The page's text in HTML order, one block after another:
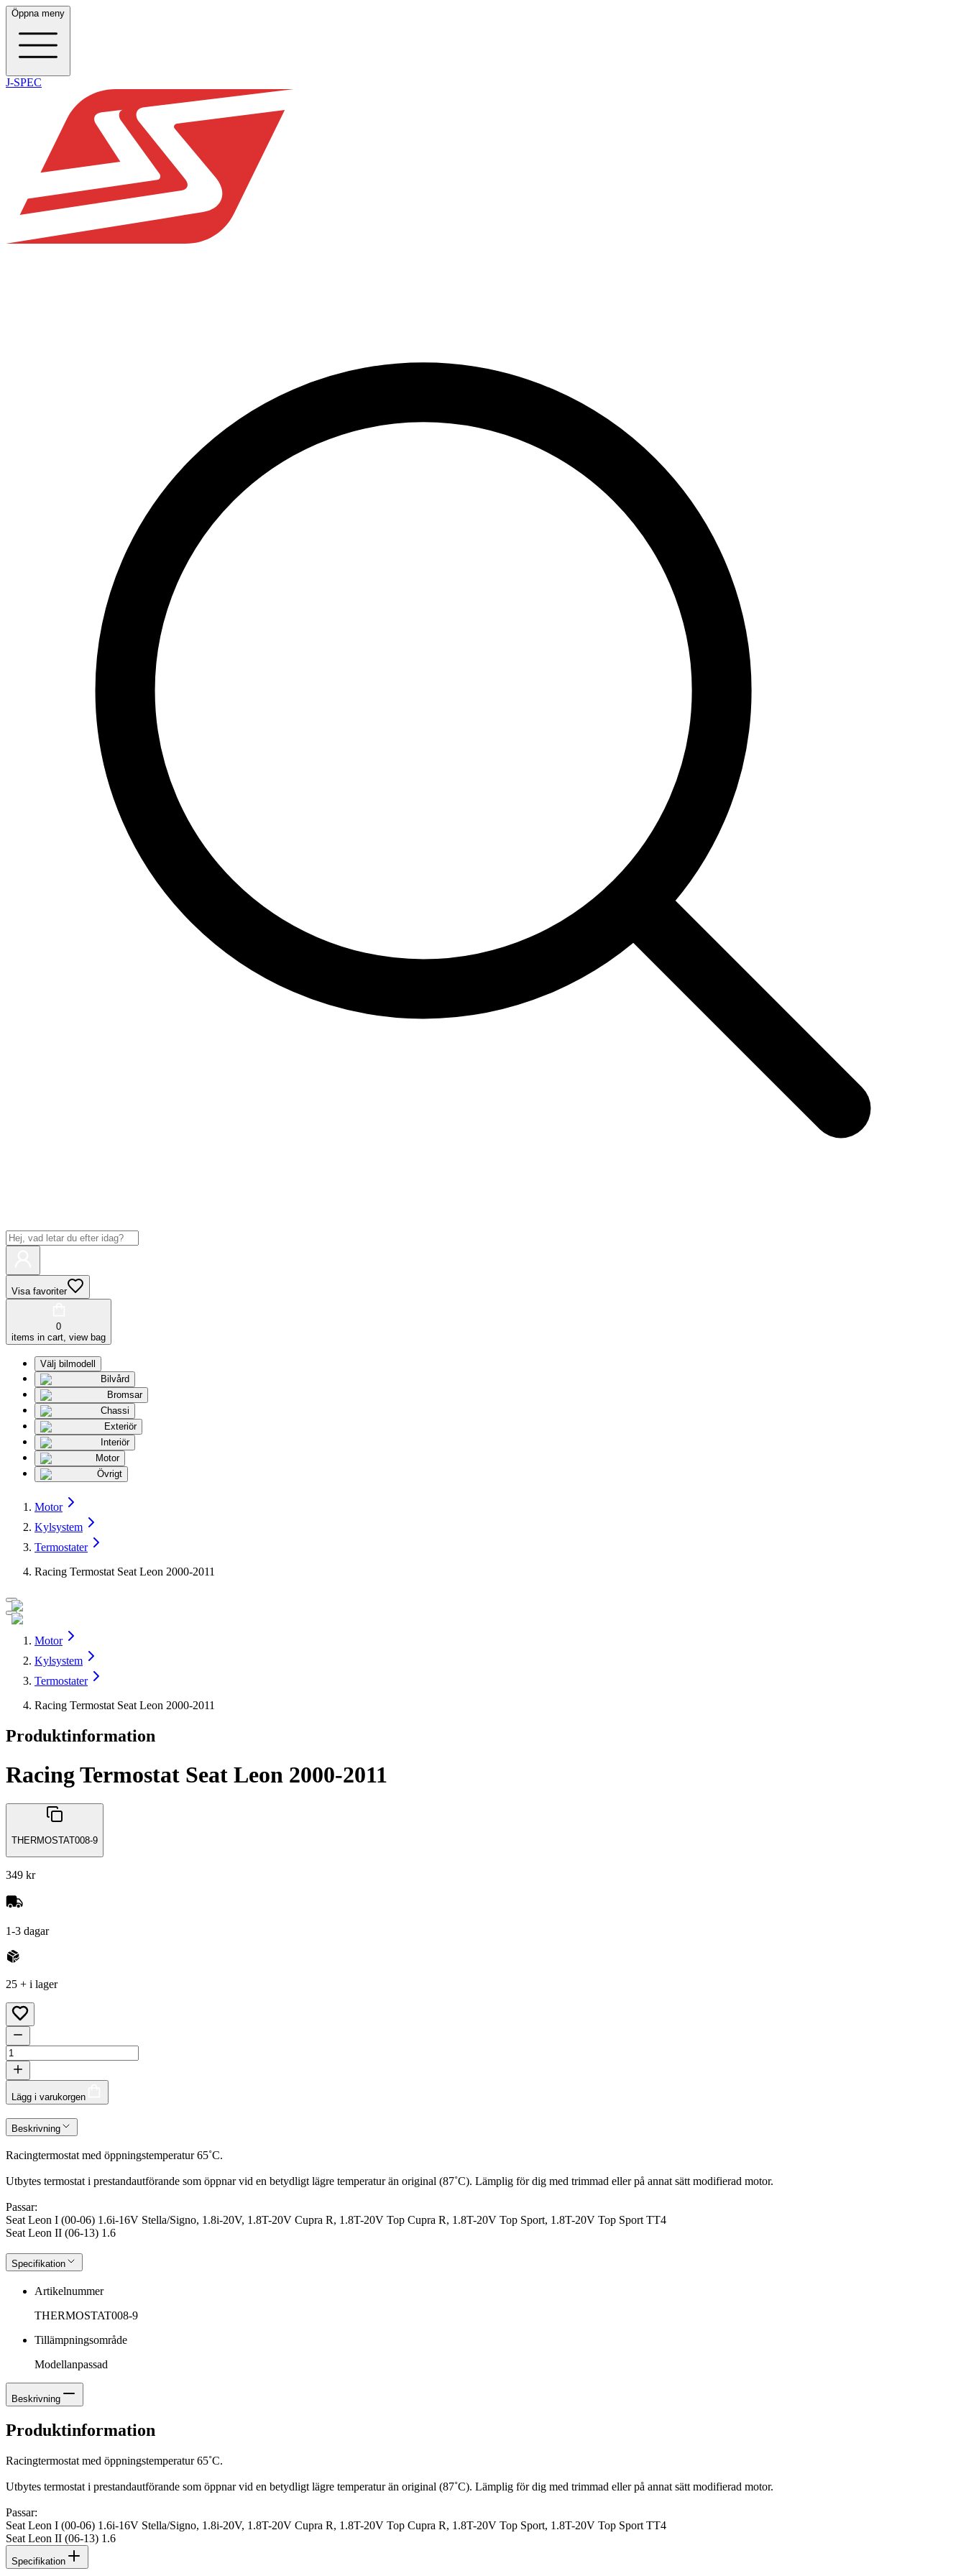
Öppna meny
J-SPEC
Visa favoriter
0
items in cart, view bag
Välj bilmodell
Bilvård
Bromsar
Chassi
Exteriör
Interiör
Motor
Övrigt
Motor
Kylsystem
Termostater
Racing Termostat Seat Leon 2000-2011
Motor
Kylsystem
Termostater
Racing Termostat Seat Leon 2000-2011
Produktinformation
Racing Termostat Seat Leon 2000-2011
THERMOSTAT008-9
349 kr
1-3 dagar
25 + i lager
Lägg i varukorgen
Beskrivning
Racingtermostat med öppningstemperatur 65˚C.
Utbytes termostat i prestandautförande som öppnar vid en betydligt lägre temperatur än original (87˚C). Lämplig för dig med trimmad eller på annat sätt modifierad motor.
Passar:
Seat Leon I (00-06) 1.6i-16V Stella/Signo, 1.8i-20V, 1.8T-20V Cupra R, 1.8T-20V Top Cupra R, 1.8T-20V Top Sport, 1.8T-20V Top Sport TT4
Seat Leon II (06-13) 1.6
Specifikation
Artikelnummer
THERMOSTAT008-9
Tillämpningsområde
Modellanpassad
Beskrivning
Produktinformation
Racingtermostat med öppningstemperatur 65˚C.
Utbytes termostat i prestandautförande som öppnar vid en betydligt lägre temperatur än original (87˚C). Lämplig för dig med trimmad eller på annat sätt modifierad motor.
Passar:
Seat Leon I (00-06) 1.6i-16V Stella/Signo, 1.8i-20V, 1.8T-20V Cupra R, 1.8T-20V Top Cupra R, 1.8T-20V Top Sport, 1.8T-20V Top Sport TT4
Seat Leon II (06-13) 1.6
Specifikation